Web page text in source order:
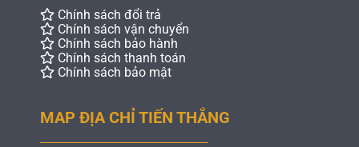
Chính sách đổi trả
Chính sách vận chuyển
Chính sách bảo hành
Chính sách thanh toán
Chính sách bảo mật
MAP ĐỊA CHỈ TIẾN THẮNG